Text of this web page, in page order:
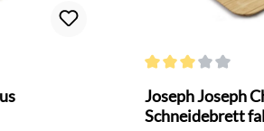
Joseph Joseph
Schneidebrett